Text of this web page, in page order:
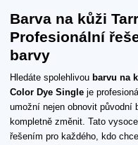
Barva na kůži
Profesionální
barvy
Hledáte spolehlivou barvu na
Color Dye Single je
umožní nejen obnovit původní
kompletně změnit. Tato
řešením pro každého, kdo